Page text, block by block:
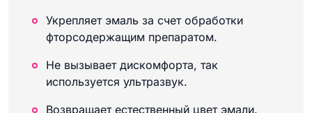
Укрепляет эмаль за счет обработки
фторсодержащим препаратом.
Не вызывает дискомфорта, так
используется ультразвук.
Возвращает естественный цвет эмали.